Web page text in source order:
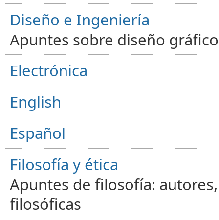
Diseño e Ingeniería
Apuntes sobre diseño
Electrónica
English
Español
Filosofía y ética
Apuntes de filosofía:
filosóficas